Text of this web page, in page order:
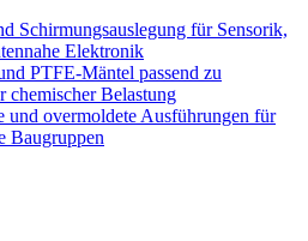
Schirmungsauslegung für Sensorik,
Elektronik
PTFE-Mäntel passend zu
chemischer Belastung
und overmoldete Ausführungen für
Baugruppen